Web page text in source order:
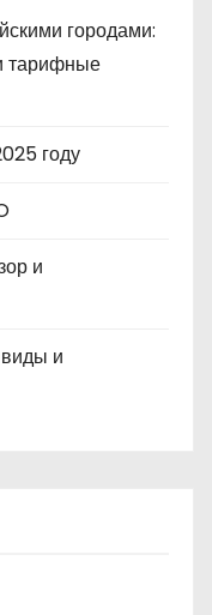
городами:
тарифные
году
и
и